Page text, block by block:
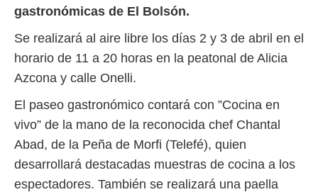
gastronómicas de El Bolsón.
Se realizará al aire libre los días 2 y 3 de abril en el
horario de 11 a 20 horas en la peatonal de Alicia
Azcona y calle Onelli.
El paseo gastronómico contará con ”Cocina en
vivo” de la mano de la reconocida chef Chantal
Abad, de la Peña de Morfi (Telefé), quien
desarrollará destacadas muestras de cocina a los
espectadores. También se realizará una paella